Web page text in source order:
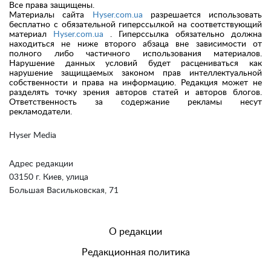
Hyser Media
Адрес редакции
03150 г. Киев, улица
Большая Васильковская, 71
Все права защищены.
Материалы сайта
Hyser.com.ua разрешается использовать
бесплатно с обязательной гиперссылкой на соответствующий
материал
Hyser.com.ua . Гиперссылка обязательно должна
находиться не ниже второго абзаца вне зависимости от
полного либо частичного использования материалов.
Нарушение данных условий будет расцениваться как
нарушение защищаемых законом прав интеллектуальной
собственности и права на информацию. Редакция может не
разделять точку зрения авторов статей и авторов блогов.
Ответственность за содержание рекламы несут
рекламодатели.
О редакции
Редакционная политика